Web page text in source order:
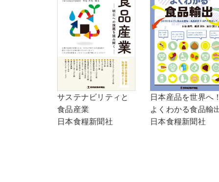
サステナビリティと
食品産業
日本食糧新聞社
日本産品を世界へ
よくわかる食品輸
日本食糧新聞社